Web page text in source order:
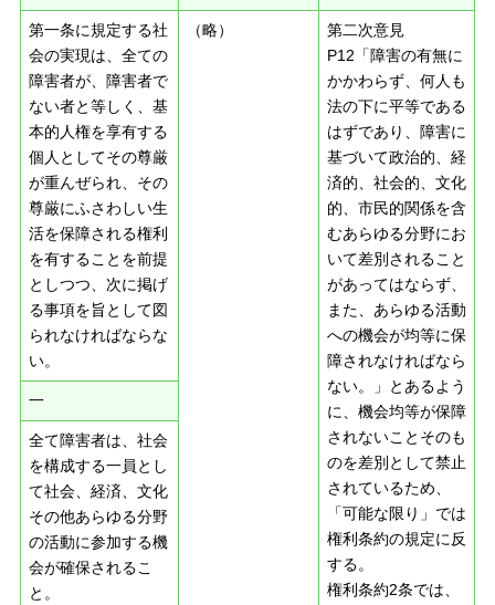
第一条に規定する社
会の実現は、全ての
障害者が、障害者で
ない者と等しく、基
本的人権を享有する
個人としてその尊厳
が重んぜられ、その
尊厳にふさわしい生
活を保障される権利
を有することを前提
としつつ、次に掲げ
る事項を旨として図
られなければならな
い。
（略）
第二次意見
P12「障害の有無に
かかわらず、何人も
法の下に平等である
はずであり、障害に
基づいて政治的、経
済的、社会的、文化
的、市民的関係を含
むあらゆる分野にお
いて差別されること
があってはならず、
また、あらゆる活動
への機会が均等に保
障されなければなら
ない。」とあるよう
に、機会均等が保障
されないことそのも
のを差別として禁止
されているため、
「可能な限り」では
権利条約の規定に反
する。
権利条約2条では、
一
全て障害者は、社会
を構成する一員とし
て社会、経済、文化
その他あらゆる分野
の活動に参加する機
会が確保されるこ
と。